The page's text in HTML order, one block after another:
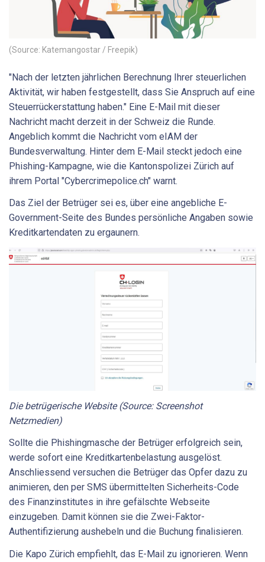
(Source: Katemangostar / Freepik)
"Nach der letzten jährlichen Berechnung Ihrer steuerlichen
Aktivität, wir haben festgestellt, dass Sie Anspruch auf eine
Steuerrückerstattung haben." Eine E-Mail mit dieser
Nachricht macht derzeit in der Schweiz die Runde.
Angeblich kommt die Nachricht vom eIAM der
Bundesverwaltung. Hinter dem E-Mail steckt jedoch eine
Phishing-Kampagne, wie die Kantonspolizei Zürich auf
ihrem Portal "Cybercrimepolice.ch" warnt.
Das Ziel der Betrüger sei es, über eine angebliche E-
Government-Seite des Bundes persönliche Angaben sowie
Kreditkartendaten zu ergaunern.
Die betrügerische Website (Source: Screenshot
Netzmedien)
Sollte die Phishingmasche der Betrüger erfolgreich sein,
werde sofort eine Kreditkartenbelastung ausgelöst.
Anschliessend versuchen die Betrüger das Opfer dazu zu
animieren, den per SMS übermittelten Sicherheits-Code
des Finanzinstitutes in ihre gefälschte Webseite
einzugeben. Damit können sie die Zwei-Faktor-
Authentifizierung aushebeln und die Buchung finalisieren.
Die Kapo Zürich empfiehlt, das E-Mail zu ignorieren. Wenn